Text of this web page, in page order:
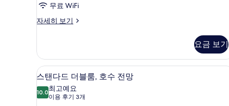
진
모
기
무료 WiFi
자세히 보기
더
원
전
망
세
요금 보기
스
탠
다
스탠다드 더블룸, 호수 전망 |
11
스탠다드 더블룸, 호수 전망
10.010.0점 만점 중 10점
최고예요
이용 후기 3개
(이